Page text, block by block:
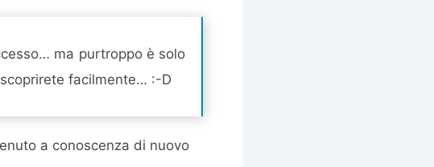
ma purtroppo è solo
facilmente… :-D
a conoscenza di nuovo